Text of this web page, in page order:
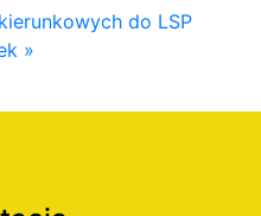
do LSP
»